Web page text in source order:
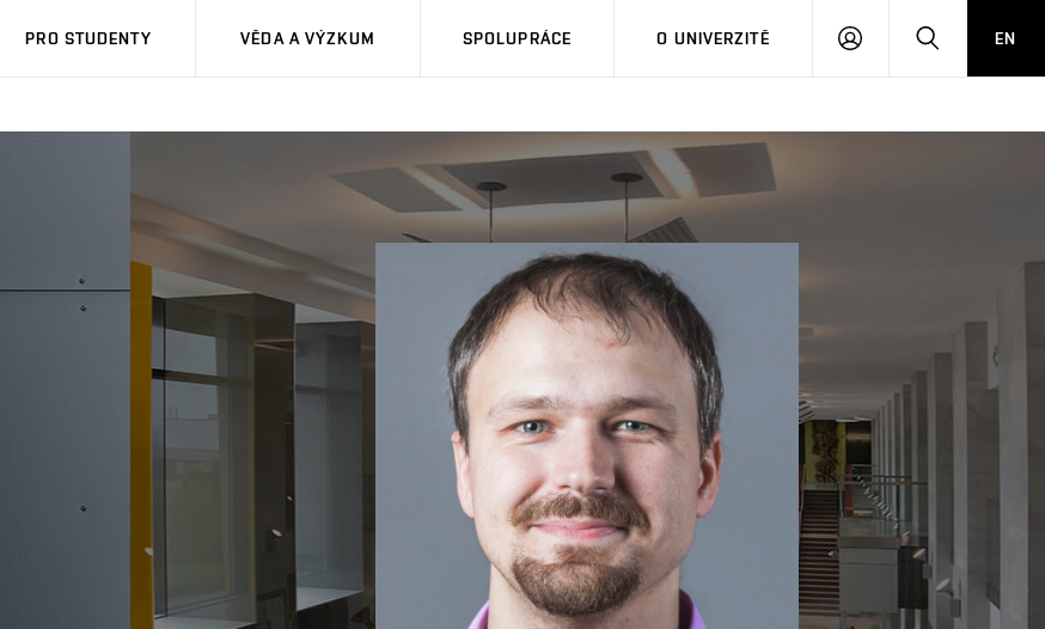
PRO STUDENTY VĚDA A VÝZKUM SPOLUPRÁCE O UNIVERZITĚ
PŘIHLÁSIT HLEDATEN